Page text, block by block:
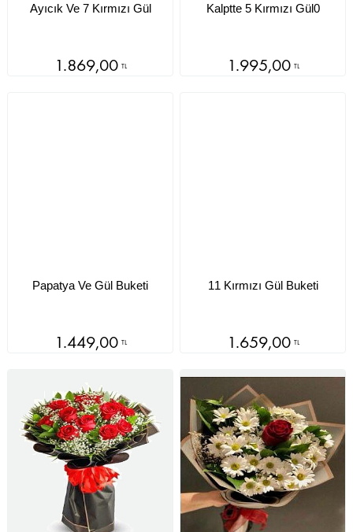
Ayıcık Ve 7 Kırmızı Gül
1.869,00 TL
Kalptte 5 Kırmızı Gül0
1.995,00 TL
Papatya Ve Gül Buketi
1.449,00 TL
11 Kırmızı Gül Buketi
1.659,00 TL